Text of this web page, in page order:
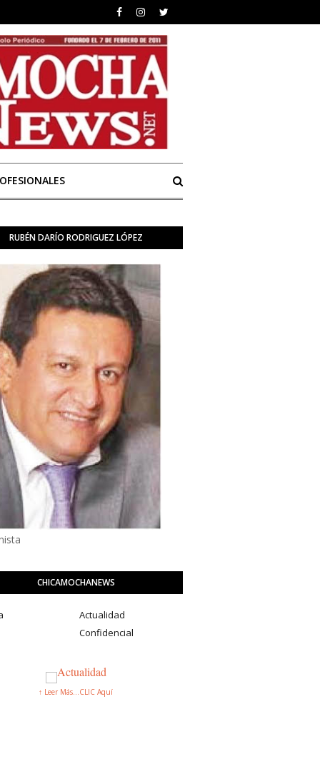
RUBÉN DARÍO RODRIGUEZ LÓPEZ
CHICAMOCHANEWS
Actualidad
Confidencial
↑ Leer Más...CLIC Aquí